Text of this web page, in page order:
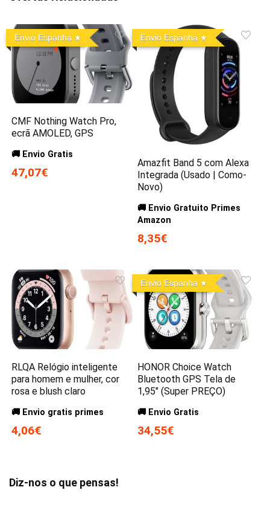
Envio Espanha
CMF Nothing Watch Pro,
ecrã AMOLED, GPS
🚚 Envio Gratis
47,07€
Envio Espanha
Amazfit Band 5 com Alexa
Integrada (Usado | Como-
Novo)
🚚 Envio Gratuito Primes
Amazon
8,35€
RLQA Relógio inteligente
para homem e mulher, cor
rosa e blush claro
🚚 Envio gratis primes
4,06€
Envio Espanha
HONOR Choice Watch
Bluetooth GPS Tela de
1,95″ (Super PREÇO)
🚚 Envio Gratis
34,55€
Diz-nos o que pensas!